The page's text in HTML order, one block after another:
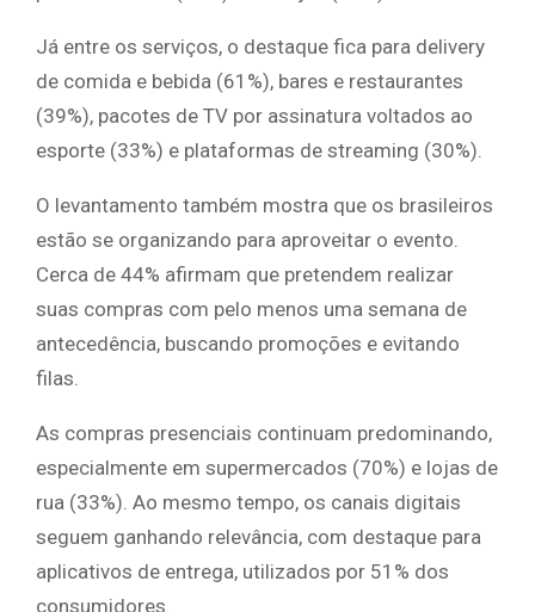
Já entre os serviços, o destaque fica para delivery
de comida e bebida (61%), bares e restaurantes
(39%), pacotes de TV por assinatura voltados ao
esporte (33%) e plataformas de streaming (30%).
O levantamento também mostra que os brasileiros
estão se organizando para aproveitar o evento.
Cerca de 44% afirmam que pretendem realizar
suas compras com pelo menos uma semana de
antecedência, buscando promoções e evitando
filas.
As compras presenciais continuam predominando,
especialmente em supermercados (70%) e lojas de
rua (33%). Ao mesmo tempo, os canais digitais
seguem ganhando relevância, com destaque para
aplicativos de entrega, utilizados por 51% dos
consumidores.